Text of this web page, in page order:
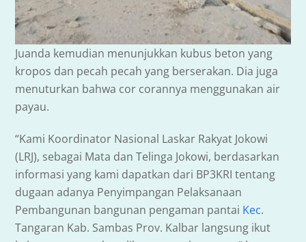
Juanda kemudian menunjukkan kubus beton yang
kropos dan pecah pecah yang berserakan. Dia juga
menuturkan bahwa cor corannya menggunakan air
payau.
“Kami Koordinator Nasional Laskar Rakyat Jokowi
(LRJ), sebagai Mata dan Telinga Jokowi, berdasarkan
informasi yang kami dapatkan dari BP3KRI tentang
dugaan adanya Penyimpangan Pelaksanaan
Pembangunan bangunan pengaman pantai Kec.
Tangaran Kab. Sambas Prov. Kalbar langsung ikut